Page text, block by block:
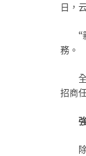
日，
“
務。
招商